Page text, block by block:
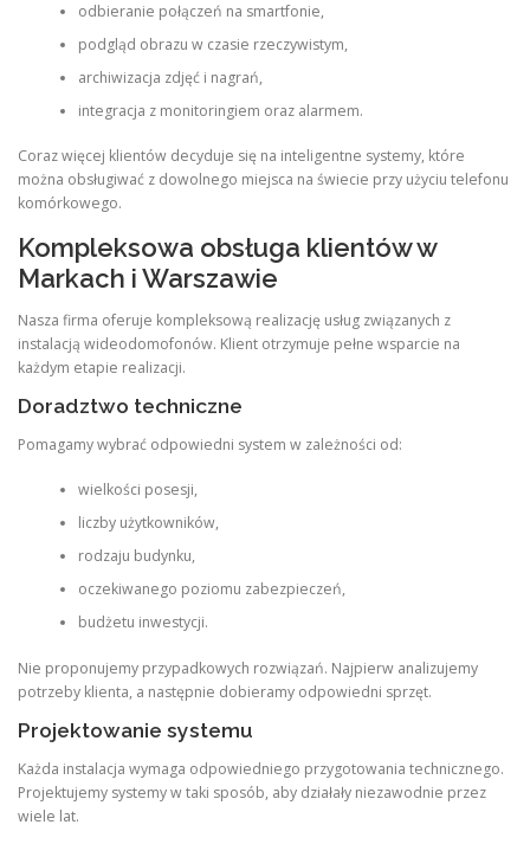
odbieranie połączeń na smartfonie,
podgląd obrazu w czasie rzeczywistym,
archiwizacja zdjęć i nagrań,
integracja z monitoringiem oraz alarmem.
Coraz więcej klientów decyduje się na inteligentne systemy, które
można obsługiwać z dowolnego miejsca na świecie przy użyciu telefonu
komórkowego.
Kompleksowa obsługa klientów w
Markach i Warszawie
Nasza firma oferuje kompleksową realizację usług związanych z
instalacją wideodomofonów. Klient otrzymuje pełne wsparcie na
każdym etapie realizacji.
Doradztwo techniczne
Pomagamy wybrać odpowiedni system w zależności od:
wielkości posesji,
liczby użytkowników,
rodzaju budynku,
oczekiwanego poziomu zabezpieczeń,
budżetu inwestycji.
Nie proponujemy przypadkowych rozwiązań. Najpierw analizujemy
potrzeby klienta, a następnie dobieramy odpowiedni sprzęt.
Projektowanie systemu
Każda instalacja wymaga odpowiedniego przygotowania technicznego.
Projektujemy systemy w taki sposób, aby działały niezawodnie przez
wiele lat.